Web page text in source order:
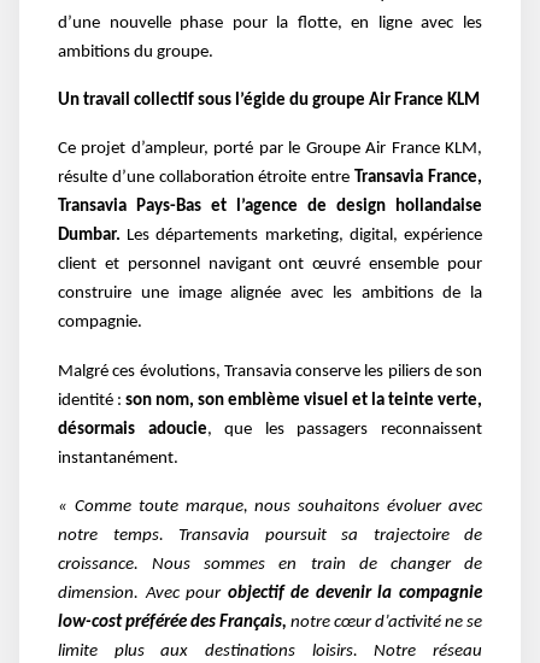
d’une nouvelle phase pour la flotte, en ligne avec les
ambitions du groupe.
Un travail collectif sous l’égide du groupe Air France KLM
Ce projet d’ampleur, porté par le Groupe Air France KLM,
résulte d’une collaboration étroite entre Transavia France,
Transavia Pays-Bas et l’agence de design hollandaise
Dumbar. Les départements marketing, digital, expérience
client et personnel navigant ont œuvré ensemble pour
construire une image alignée avec les ambitions de la
compagnie.
Malgré ces évolutions, Transavia conserve les piliers de son
identité : son nom, son emblème visuel et la teinte verte,
désormais adoucie, que les passagers reconnaissent
instantanément.
« Comme toute marque, nous souhaitons évoluer avec
notre temps. Transavia poursuit sa trajectoire de
croissance. Nous sommes en train de changer de
dimension. Avec pour objectif de devenir la compagnie
low-cost préférée des Français, notre cœur d’activité ne se
limite plus aux destinations loisirs. Notre réseau